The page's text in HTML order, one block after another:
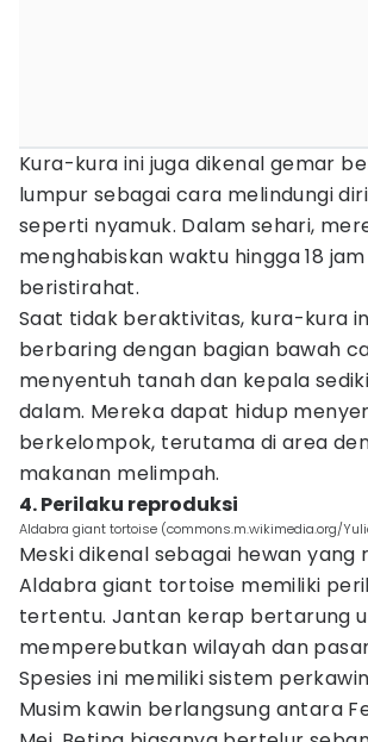
Kura-kura ini juga dikenal gemar
lumpur sebagai cara melindungi
seperti nyamuk. Dalam sehari,
menghabiskan waktu hingga 18
beristirahat.
Saat tidak beraktivitas, kura-kura
berbaring dengan bagian bawah
menyentuh tanah dan kepala
dalam. Mereka dapat hidup
berkelompok, terutama di area
makanan melimpah.
4. Perilaku reproduksi
Aldabra giant tortoise (commons.m.wikimedia.org/
Meski dikenal sebagai hewan
Aldabra giant tortoise memiliki
tertentu. Jantan kerap bertarung
memperebutkan wilayah dan
Spesies ini memiliki sistem
Musim kawin berlangsung antara